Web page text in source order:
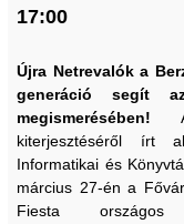
17:00
Újra Netrevalók a
generáció segít
megismerésében!
kiterjesztéséről írt
Informatikai és
március 27-én a
Fiesta